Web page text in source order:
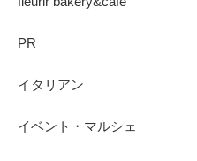
PR
イタリアン
イベント・マルシェ